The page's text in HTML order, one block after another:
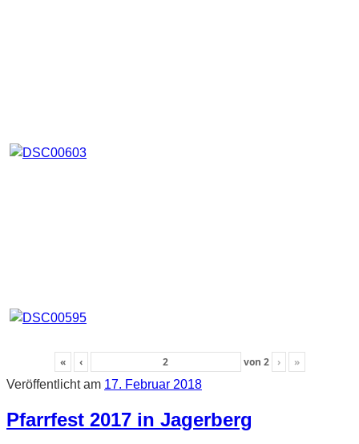
« ‹ von 2 ›
»
Veröffentlicht am 17. Februar 2018
Pfarrfest 2017 in Jagerberg